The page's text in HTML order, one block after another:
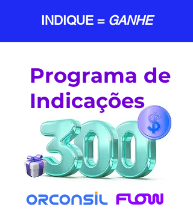
INDIQUE = GANHE
Programa de
Indicações